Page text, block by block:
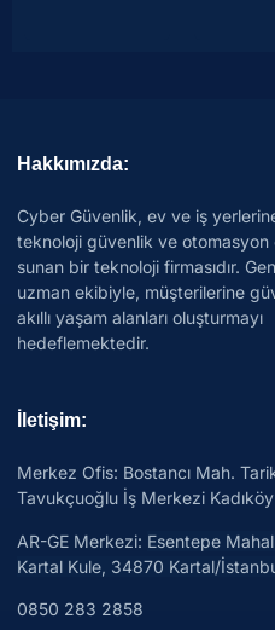
Hakkımızda:
Cyber Güvenlik, ev ve iş
teknoloji güvenlik ve otomasyon
sunan bir teknoloji firmasıdır.
uzman ekibiyle, müşterilerine
akıllı yaşam alanları oluşturmayı
hedeflemektedir.
İletişim:
Merkez Ofis: Bostancı Mah.
Tavukçuoğlu İş Merkezi
AR-GE Merkezi: Esentepe
Kartal Kule, 34870 Kartal/
0850 283 2858